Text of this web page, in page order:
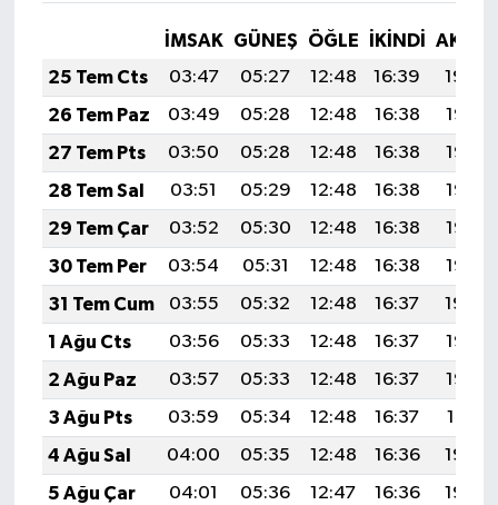
İMSAK GÜNEŞ ÖĞLE İKINDI
25 Tem Cts
03:47 05:27 12:48 16:39
19:59
26 Tem Paz
03:49 05:28 12:48 16:38
19:58
27 Tem Pts
03:50 05:28 12:48 16:38
19:58
28 Tem Sal
03:51 05:29 12:48 16:38
19:57
29 Tem Çar
03:52 05:30 12:48 16:38
19:56
30 Tem Per
03:54 05:31 12:48 16:38
19:55
31 Tem Cum
03:55 05:32 12:48 16:37
19:54
1 Ağu Cts
03:56 05:33 12:48 16:37
19:53
2 Ağu Paz
03:57 05:33 12:48 16:37
19:52
3 Ağu Pts
03:59 05:34 12:48 16:37
19:51
4 Ağu Sal
04:00 05:35 12:48 16:36
19:50
5 Ağu Çar
04:01 05:36 12:47 16:36
19:49